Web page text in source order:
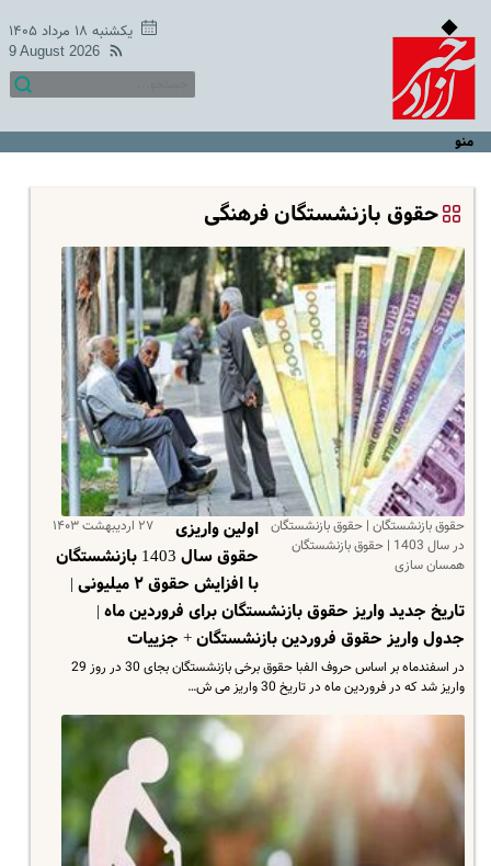
یکشنبه ۱۸ مرداد ۱۴۰۵
9 August 2026
منو
حقوق بازنشستگان فرهنگی
حقوق بازنشستگان | حقوق بازنشستگان
در سال 1403 | حقوق بازنشستگان
همسان سازی
۲۷ اردیبهشت ۱۴۰۳
اولین واریزی
حقوق سال 1403 بازنشستگان
با افزایش حقوق ۲ میلیونی |
تاریخ جدید واریز حقوق بازنشستگان برای فروردین ماه |
جدول واریز حقوق فروردین بازنشستگان + جزییات
در اسفندماه بر اساس حروف الفبا حقوق برخی بازنشستگان بجای 30 در روز 29
واریز شد که در فروردین ماه در تاریخ 30 واریز می ش…